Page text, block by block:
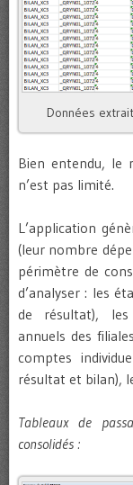
Données
Bien entendu, le
n’est pas limité.
L’application
(leur nombre
périmètre de
d’analyser : les
de résultat), les
annuels des
comptes
résultat et bilan),
Tableaux de
consolidés :